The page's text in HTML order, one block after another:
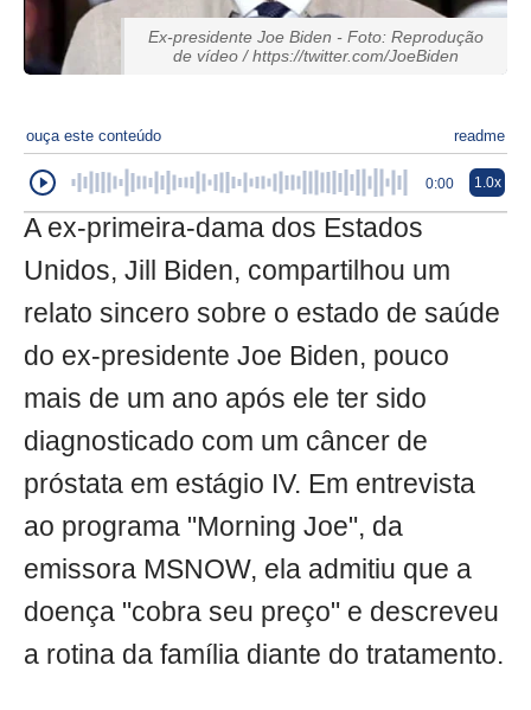
Ex-presidente Joe Biden - Foto: Reprodução
de vídeo / https://twitter.com/JoeBiden
ouça este conteúdo readme
0:00 1.0x
A ex-primeira-dama dos Estados
Unidos, Jill Biden, compartilhou um
relato sincero sobre o estado de saúde
do ex-presidente Joe Biden, pouco
mais de um ano após ele ter sido
diagnosticado com um câncer de
próstata em estágio IV. Em entrevista
ao programa "Morning Joe", da
emissora MSNOW, ela admitiu que a
doença "cobra seu preço" e descreveu
a rotina da família diante do tratamento.